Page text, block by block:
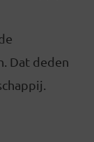
Dat deden